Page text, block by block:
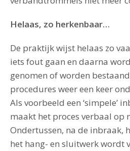
Helaas, zo herkenbaar…
De praktijk wijst helaas zo
iets fout gaan en daarna
genomen of worden
procedures weer een keer
Als voorbeeld een ‘simpele’
maakt het proces verbaal op
Ondertussen, na de inbraak,
het hang- en sluitwerk wordt